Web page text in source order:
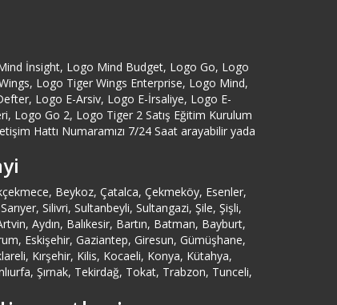
Fatih Logo Bayi
Gaziosmanpaşa Logo Bayi
istanbul logo bayi
İstoç Logo Bayi
Kadıköy Logo Bayi
İnsight, Logo Mind Budget, Logo Go, Logo
Logo Tiger Wings Enterprise, Logo Mind,
Logo E-Arsiv, Logo E-İrsaliye, Logo E-
Logo Go 2, Logo Tiger 2 Satış Eğitim Kurulum
Hattı Numaramızı 7/24 Saat arayabilir yada
Beykoz, Çatalca, Çekmeköy, Esenler,
Silivri, Sultanbeyli, Sultangazi, Şile, Şişli,
Aydın, Balıkesir, Bartın, Batman, Bayburt,
Eskişehir, Gaziantep, Giresun, Gümüşhane,
Kırşehir, Kilis, Kocaeli, Konya, Kütahya,
Şırnak, Tekirdağ, Tokat, Trabzon, Tunceli,